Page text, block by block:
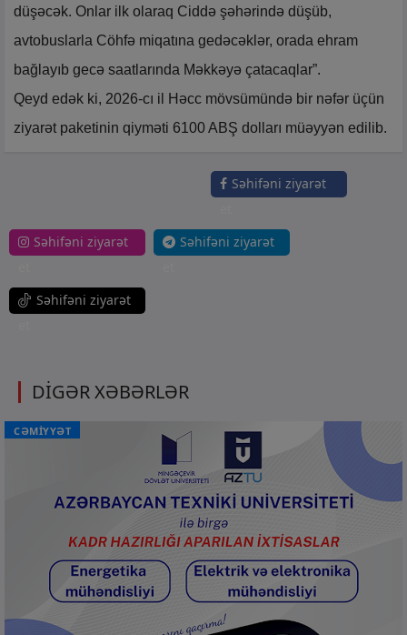
düşəcək. Onlar ilk olaraq Ciddə şəhərində düşüb,
avtobuslarla Cöhfə miqatına gedəcəklər, orada ehram
bağlayıb gecə saatlarında Məkkəyə çatacaqlar”.
Qeyd edək ki, 2026-cı il Həcc mövsümündə bir nəfər üçün
ziyarət paketinin qiyməti 6100 ABŞ dolları müəyyən edilib.
Səhifəni ziyarət
Səhifəni ziyarət
Səhifəni ziyarət
Səhifəni ziyarət
DİGƏR XƏBƏRLƏR
CƏMİYYƏT